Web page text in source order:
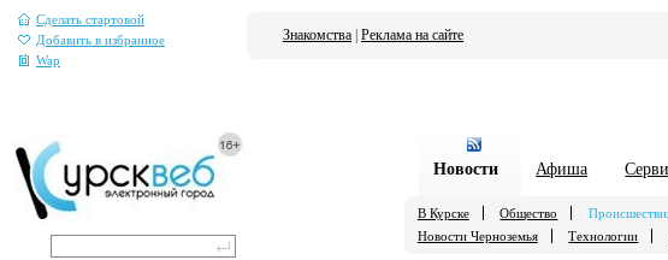
Сделать стартовой
Добавить в избранное
Wap
Знакомства Реклама на сайте
Новости Афиша
В Курске Общество
Новости Черноземья
Технологии